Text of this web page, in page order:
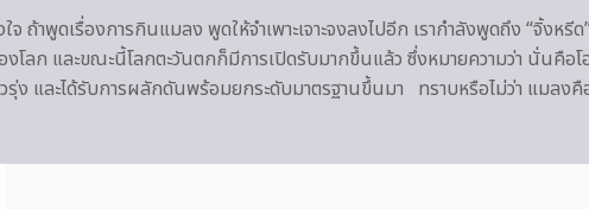
จ ถ้าพูดเรื่องการกินแมลง พูดให้จำเพาะเจาะจงลงไปอีก เรากำลังพูดถึง “จิ้ง
โลก และขณะนี้โลกตะวันตกก็มีการเปิดรับมากขึ้นแล้ว ซึ่งหมายความว่า นั่นคือ
ง และได้รับการผลักดันพร้อมยกระดับมาตรฐานขึ้นมา ทราบหรือไม่ว่า แมลง